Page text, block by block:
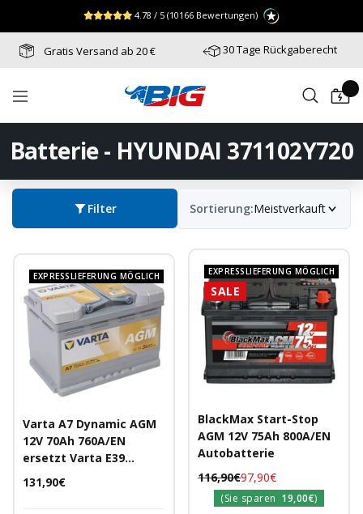
Zum Menü springen
Fußzeile springen
Barrierefreiheits-Widget öffnen
Inhalt
4.78 / 5 (10166 Bewertungen)
Gratis Versand ab 20 € 30 Tage Rückgaberecht
Navigation
Batterie-
Batterie - HYUNDAI 371102Y720
Filter Sortierung:Meistverkauft
EXPRESSLIEFERUNG MÖGLICH
Varta A7 Dynamic AGM
12V 70Ah 760A/EN
ersetzt Varta E39
Angebotspreis
131,90€
EXPRESSLIEFERUNG MÖGLICH
SALE
BlackMax Start-Stop
AGM 12V 75Ah 800A/EN
Autobatterie
Angebotspreis
97,90€
Regulärer
Preis
116,90€
(Sie sparen 19,00€)